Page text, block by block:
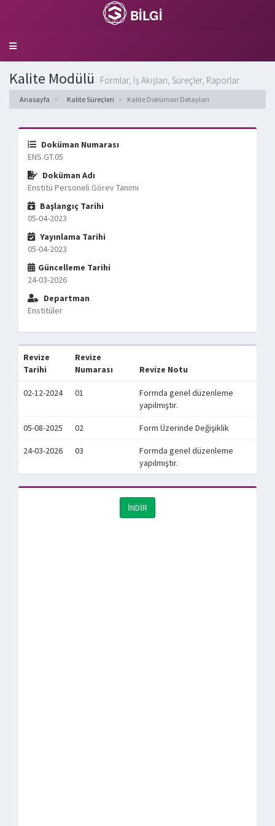
BİLGİ
Toggle
Kalite Modülü Formlar, İş Akışları, Süreçler, Raporlar
Anasayfa Kalite Süreçleri Kalite Doküman Detayları
Doküman Numarası
ENS.GT.05
Doküman Adı
Enstitü Personeli Görev Tanımı
Başlangıç Tarihi
05-04-2023
Yayınlama Tarihi
05-04-2023
Güncelleme Tarihi
24-03-2026
Departman
Enstitüler
Revize
Tarihi
Revize
Numarası
Revize Notu
02-12-2024 01
Formda genel düzenleme
yapılmıştır.
05-08-2025 02 Form Üzerinde Değişiklik
24-03-2026 03
Formda genel düzenleme
yapılmıştır.
İNDİR